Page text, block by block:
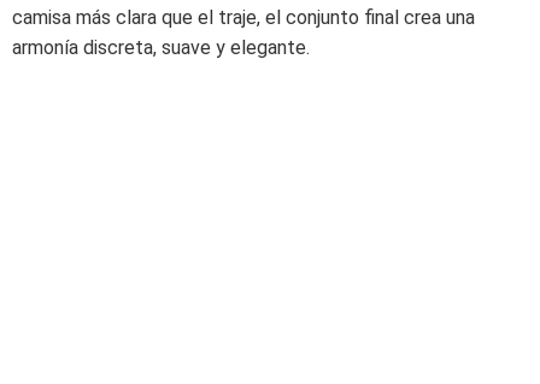
camisa más clara que el traje, el conjunto final crea una
armonía discreta, suave y elegante.